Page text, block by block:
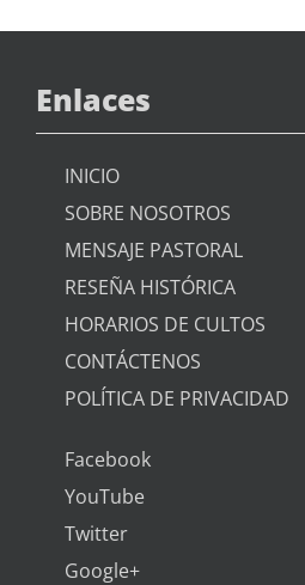
Enlaces
INICIO
SOBRE NOSOTROS
MENSAJE PASTORAL
RESEÑA HISTÓRICA
HORARIOS DE CULTOS
CONTÁCTENOS
POLÍTICA DE PRIVACIDAD
Facebook
YouTube
Twitter
Google+